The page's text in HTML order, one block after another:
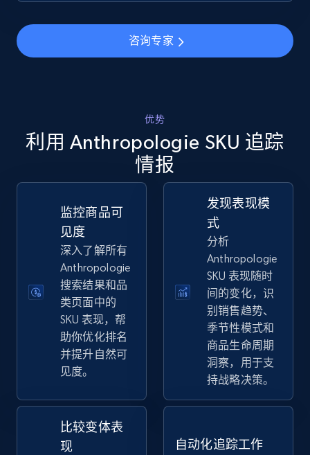
Amazon sellers info
Seller id, URL, Seller name, Description, Detailed
Seller reviews, Breadcrumbs, Root category, and
more.
立即开始
eBay - Gather data on products using
specified keywords
URL, Product id, Title, Seller name, Seller rating,
Seller reviews, Breadcrumbs, Root category, and
more.
2.5K+ 359+
咨询专家
优势
利用 Anthropologie SKU 追踪
情报
监控商品可
见度
深入了解所有
Anthropologie
搜索结果和品
类页面中的
SKU 表现，帮
助你优化排名
并提升自然可
见度。
发现表现模
式
分析
Anthropologie
SKU 表现随时
间的变化，识
别销售趋势、
季节性模式和
商品生命周期
洞察，用于支
持战略决策。
比较变体表
现
自动化追踪工作